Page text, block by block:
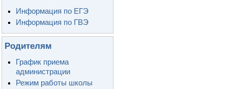
Информация по ЕГЭ
Информация по ГВЭ
Родителям
График приема
администрации
Режим работы школы